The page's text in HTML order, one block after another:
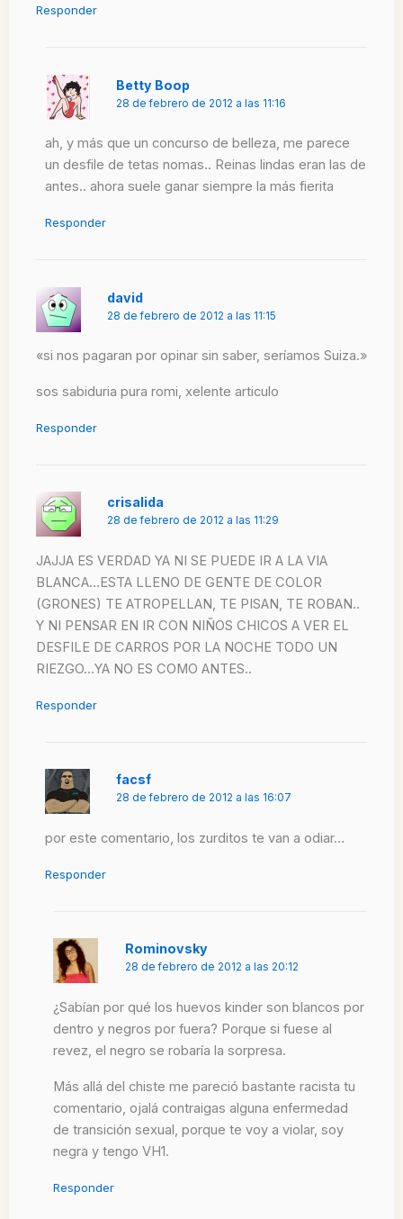
Responder
Betty Boop
28 de febrero de 2012 a las 11:16
ah, y más que un concurso de belleza, me parece
un desfile de tetas nomas.. Reinas lindas eran las de
antes.. ahora suele ganar siempre la más fierita
Responder
david
28 de febrero de 2012 a las 11:15
«si nos pagaran por opinar sin saber, seríamos Suiza.»
sos sabiduria pura romi, xelente articulo
Responder
crisalida
28 de febrero de 2012 a las 11:29
JAJJA ES VERDAD YA NI SE PUEDE IR A LA VIA
BLANCA…ESTA LLENO DE GENTE DE COLOR
(GRONES) TE ATROPELLAN, TE PISAN, TE ROBAN..
Y NI PENSAR EN IR CON NIÑOS CHICOS A VER EL
DESFILE DE CARROS POR LA NOCHE TODO UN
RIEZGO…YA NO ES COMO ANTES..
Responder
facsf
28 de febrero de 2012 a las 16:07
por este comentario, los zurditos te van a odiar…
Responder
Rominovsky
28 de febrero de 2012 a las 20:12
¿Sabían por qué los huevos kinder son blancos por
dentro y negros por fuera? Porque si fuese al
revez, el negro se robaría la sorpresa.
Más allá del chiste me pareció bastante racista tu
comentario, ojalá contraigas alguna enfermedad
de transición sexual, porque te voy a violar, soy
negra y tengo VH1.
Responder